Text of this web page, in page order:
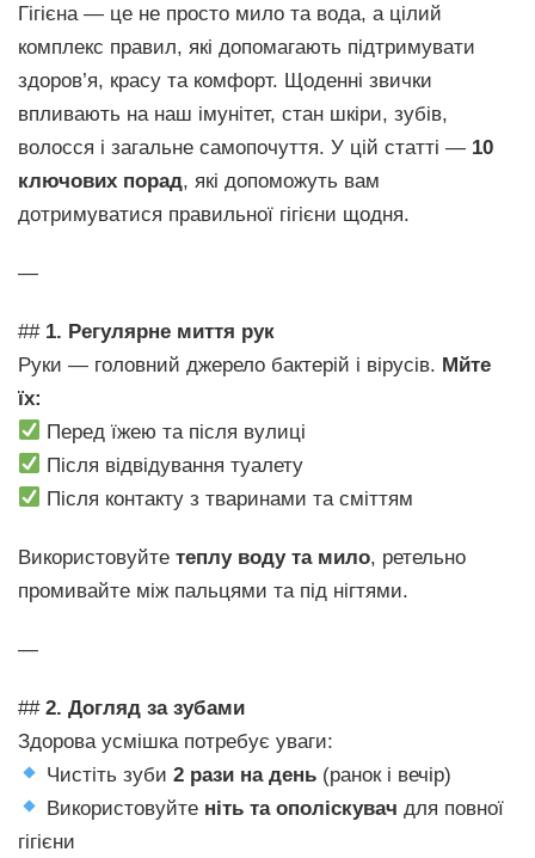
Гігієна — це не просто мило та вода, а цілий
комплекс правил, які допомагають підтримувати
здоров’я, красу та комфорт. Щоденні звички
впливають на наш імунітет, стан шкіри, зубів,
волосся і загальне самопочуття. У цій статті — 10
ключових порад, які допоможуть вам
дотримуватися правильної гігієни щодня.
—
## 1. Регулярне миття рук
Руки — головний джерело бактерій і вірусів. Мйте
їх:
Перед їжею та після вулиці
Після відвідування туалету
Після контакту з тваринами та сміттям
Використовуйте теплу воду та мило, ретельно
промивайте між пальцями та під нігтями.
—
## 2. Догляд за зубами
Здорова усмішка потребує уваги:
Чистіть зуби2 рази на день (ранок і вечір)
Використовуйте ніть та ополіскувач для повної
гігієни